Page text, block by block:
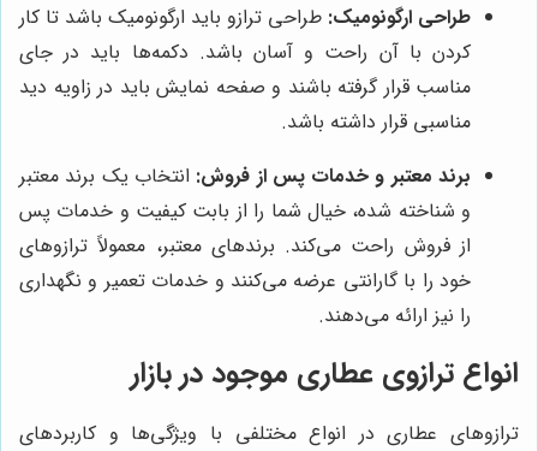
طراحی ارگونومیک: طراحی ترازو باید ارگونومیک باشد تا کار
کردن با آن راحت و آسان باشد. دکمه‌ها باید در جای
مناسب قرار گرفته باشند و صفحه نمایش باید در زاویه دید
مناسبی قرار داشته باشد.
برند معتبر و خدمات پس از فروش: انتخاب یک برند معتبر
و شناخته شده، خیال شما را از بابت کیفیت و خدمات پس
از فروش راحت می‌کند. برندهای معتبر، معمولاً ترازوهای
خود را با گارانتی عرضه می‌کنند و خدمات تعمیر و نگهداری
را نیز ارائه می‌دهند.
انواع ترازوی عطاری موجود در بازار
ترازوهای عطاری در انواع مختلفی با ویژگی‌ها و کاربردهای